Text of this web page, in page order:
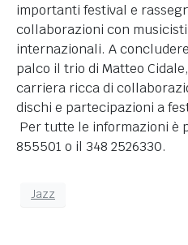
importanti festival e
collaborazioni con
internazionali. A
palco il trio di Matteo
carriera ricca di
dischi e partecipazioni a
Per tutte le informazioni è
855501 o il 348 2526330.
Jazz